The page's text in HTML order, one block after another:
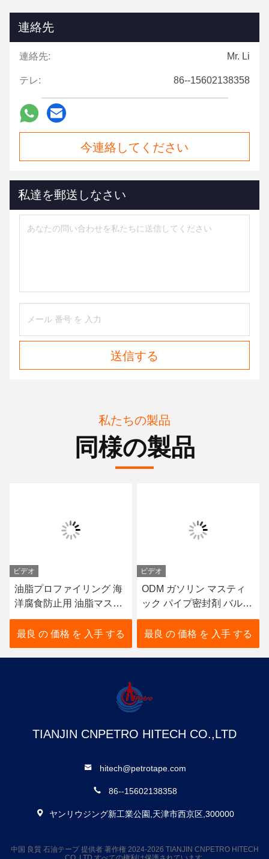
連絡先
連絡先: Mr. Li
テレ: 86--15602138358
今連絡してください
私達を郵送しなさい
送信する
私たちの製品
同様の製品
ビデオ
油脂プロファイリング 海
洋腐食防止用 油脂マステ
ィックペスト
最良 の 価格 を 入手 する
ビデオ
ODM ガソリン マスティ
ック パイプ密封剤 バルブ
やフラングスの硬化しな
いパット 黄色
最良 の 価格 を 入手 する
TIANJIN CNPETRO HITECH CO.,LTD
hitech@petrotape.com
86--15602138358
ヤンリウジング新工業公園,天津市西京区,300000
中国 良質 石油テープ 提供者 著作権 2024-2026 TIANJIN CNPETRO HITECH